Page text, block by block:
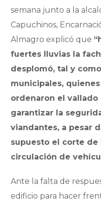
semana junto a la
Capuchinos,
Almagro explicó que
fuertes lluvias la
desplomó, tal y
municipales,
ordenaron el vallado
garantizar la
viandantes, a pesar
supuesto el corte
circulación de
Ante la falta de
edificio para hacer